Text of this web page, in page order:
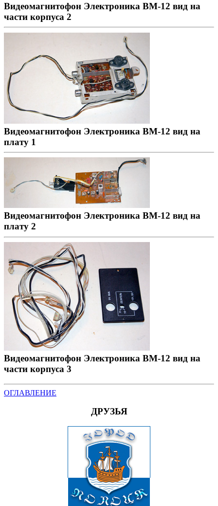
Видеомагнитофон Электроника ВМ-12 вид на
части корпуса 2
Видеомагнитофон Электроника ВМ-12 вид на
плату 1
Видеомагнитофон Электроника ВМ-12 вид на
плату 2
Видеомагнитофон Электроника ВМ-12 вид на
части корпуса 3
ОГЛАВЛЕНИЕ
ДРУЗЬЯ